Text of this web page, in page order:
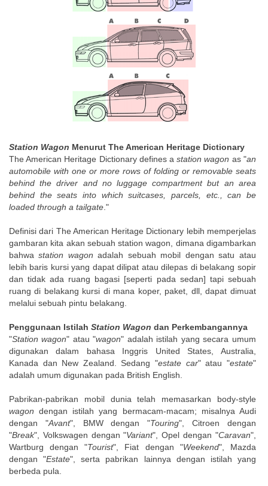
Station Wagon Menurut The American Heritage Dictionary
The American Heritage Dictionary defines astation wagon as "an
automobile with one or more rows of folding or removable seats
behind the driver and no luggage compartment but an area
behind the seats into which suitcases, parcels, etc., can be
loaded through a tailgate ."
Definisi dari The American Heritage Dictionary lebih memperjelas
gambaran kita akan sebuah station wagon, dimana digambarkan
bahwastation wagon adalah sebuah mobil dengan satu atau
lebih baris kursi yang dapat dilipat atau dilepas di belakang sopir
dan tidak ada ruang bagasi [seperti pada sedan] tapi sebuah
ruang di belakang kursi di mana koper, paket, dll, dapat dimuat
melalui sebuah pintu belakang.
Penggunaan Istilah Station Wagon dan Perkembangannya
"Station wagon" atau "wagon" adalah istilah yang secara umum
digunakan dalam bahasa Inggris United States, Australia,
Kanada dan New Zealand. Sedang "estate car" atau "estate"
adalah umum digunakan pada British English.
Pabrikan-pabrikan mobil dunia telah memasarkan body-style
wagon dengan istilah yang bermacam-macam; misalnya Audi
dengan "Avant", BMW dengan "Touring", Citroen dengan
"Break", Volkswagen dengan "Variant", Opel dengan "Caravan",
Wartburg dengan "Tourist", Fiat dengan "Weekend", Mazda
dengan "Estate", serta pabrikan lainnya dengan istilah yang
berbeda pula.